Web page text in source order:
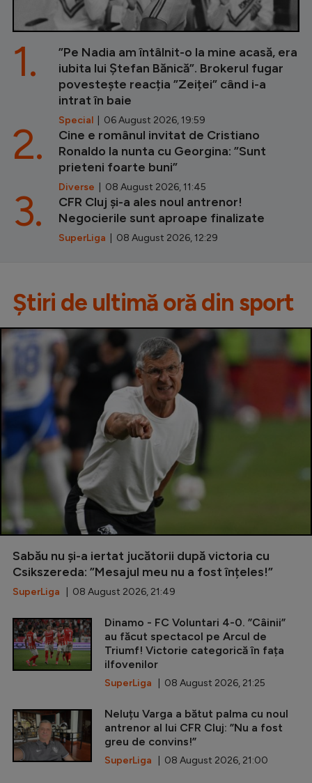
”Pe Nadia am întâlnit-o la mine acasă, era
iubita lui Ștefan Bănică”. Brokerul fugar
povestește reacția ”Zeiței” când i-a
intrat în baie
Special | 06 August 2026, 19:59
1.
Cine e românul invitat de Cristiano
Ronaldo la nunta cu Georgina: ”Sunt
prieteni foarte buni”
Diverse | 08 August 2026, 11:45
2.
CFR Cluj și-a ales noul antrenor!
Negocierile sunt aproape finalizate
SuperLiga | 08 August 2026, 12:29
3.
Știri de ultimă oră din sport
Sabău nu și-a iertat jucătorii după victoria cu
Csikszereda: ”Mesajul meu nu a fost înțeles!”
SuperLiga | 08 August 2026, 21:49
Dinamo - FC Voluntari 4-0. ”Câinii”
au făcut spectacol pe Arcul de
Triumf! Victorie categorică în fața
ilfovenilor
SuperLiga | 08 August 2026, 21:25
Neluțu Varga a bătut palma cu noul
antrenor al lui CFR Cluj: ”Nu a fost
greu de convins!”
SuperLiga | 08 August 2026, 21:00